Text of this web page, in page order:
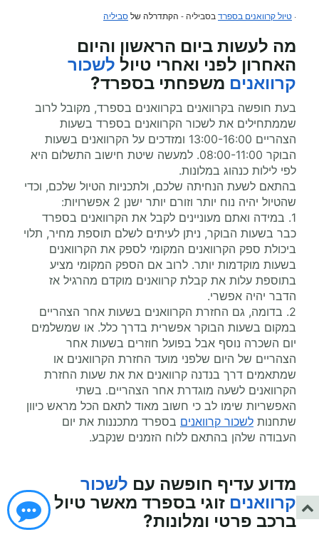
· טיול קרוואנים בספרד בסביליה - הקתדרלה של סביליה
מה לעשות ביום הראשון והיום
האחרון לפני ואחרי טיול לשכור
קרוואנים משפחתי בספרד?
בעת חופשה בקרוואנים בקרוואנים בספרד, מקובל לרוב
שממתחילים את לשכור הקרוואנים בספרד בשעות
הצהריים 13:00-16:00 ומזדכים על הקרוואנים בשעות
הבוקר 08:00-11:00. למעשה שיטת חישוב התשלום היא
לפי לילות כנהוג במלונות.
בהתאם לשעת הנחיתה שלכם, ולתכניות הטיול שלכם, וכדי
שהטיול יהיה נוח יותר וזורם יותר ישנן 2 אפשרויות:
1. במידה ואתם מעוניינים לקבל את הקרוואנים בספרד
כבר בשעות הבוקר, ניתן לעיתים לשלם תוספת מחיר, תלוי
ביכולת ספק הקרוואנים המקומי לספק את הקרוואנים
בשעות מוקדמות יותר. לרוב אם הספק המקומי מציע
בתוספת עלות את קבלת קרוואנים מוקדם מהרגיל אז
הדבר יהיה אפשרי.
2. בדומה, גם החזרת הקרוואנים בשעות אחר הצהריים
במקום בשעות הבוקר אפשרית בדרך כלל. או שמשלמים
יום השכרה נוסף אבל בפועל חוזרים בשעות אחר
הצהריים של היום שלפני מועד החזרת הקרוואנים או
שמתאמים דרך בנדנה קרוואנים את את שעות החזרת
הקרוואנים לשעה מוגדרת אחר הצהריים. בשתי
האפשריות שימו לב כי חשוב מאוד לתאם הכל מראש כיוון
שתחנות לשכור קרוואנים בספרד מתכננות את יום
העבודה שלהן בהתאם ללוח הזמנים שנקבע.
מדוע עדיף חופשה עם לשכור
קרוואנים זוגי בספרד מאשר טיול
ברכב פרטי ומלונות?